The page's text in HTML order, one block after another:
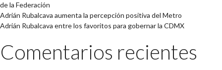
de la Federación
Adrián Rubalcava aumenta la percepción positiva del Metro
Adrián Rubalcava entre los favoritos para gobernar la CDMX
Comentarios recientes